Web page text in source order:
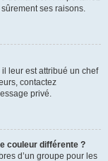
ses raisons.
leur est attribué un chef
contactez
privé.
couleur différente ?
d’un groupe pour les